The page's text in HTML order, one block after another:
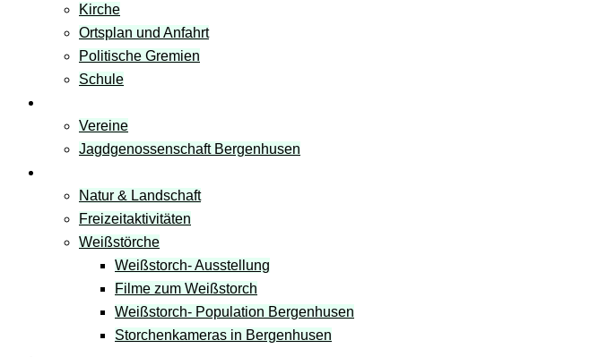
Kirche
Ortsplan und Anfahrt
Politische Gremien
Schule
Vereine
Jagdgenossenschaft Bergenhusen
Natur & Landschaft
Freizeitaktivitäten
Weißstörche
Weißstorch- Ausstellung
Filme zum Weißstorch
Weißstorch- Population Bergenhusen
Storchenkameras in Bergenhusen